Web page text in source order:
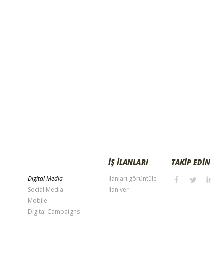
Digital Media
Social Media
Mobile
Digital Campaigns
İŞ İLANLARI
İlanları görüntüle
İlan ver
TAKİP EDİN